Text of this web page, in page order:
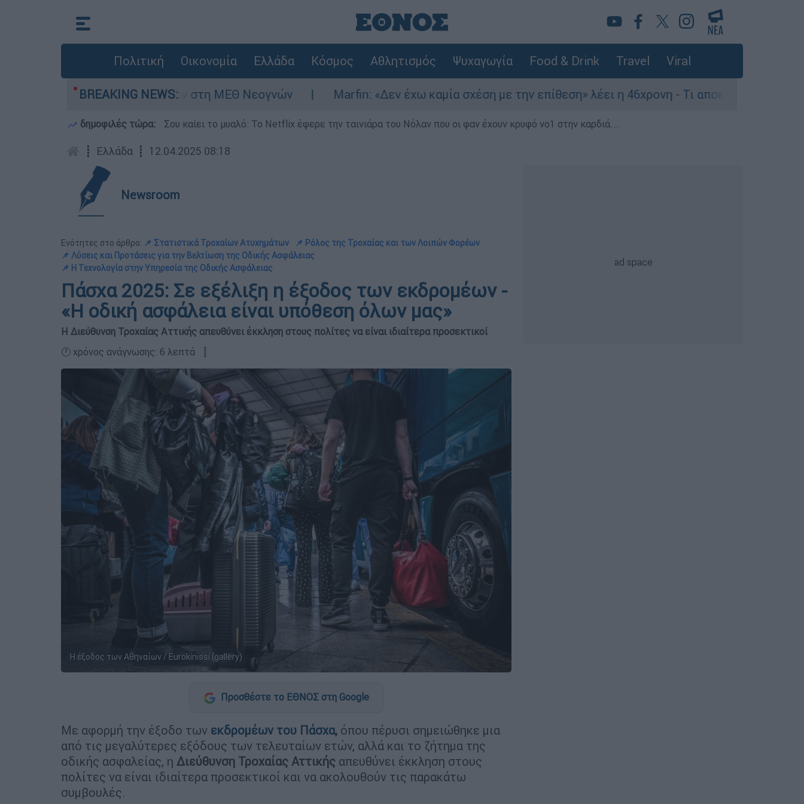
Πολιτική Οικονομία Ελλάδα Κόσμος Αθλητισμός Ψυχαγωγία Food & Drink Travel Viral
BREAKING NEWS:
- Νοσηλευόταν στη ΜΕΘ Νεογνών Marfin: «Δεν έχω καμία σχέση με την επίθεση» λέει η 46χρονη - Τι αποκάλυψε στους
δημοφιλές τώρα: Σου καίει το μυαλό: Το Netflix έφερε την ταινιάρα του Νόλαν που οι φαν έχουν κρυφό νο1 στην καρδιά...
┋ Ελλάδα ┋ 12.04.2025 08:18
Newsroom
Ενότητες στο άρθρο: 📌 Στατιστικά Τροχαίων Ατυχημάτων
📌 Ρόλος της Τροχαίας και των Λοιπών Φορέων
📌 Λύσεις και Προτάσεις για την Βελτίωση της Οδικής Ασφάλειας
📌 Η Τεχνολογία στην Υπηρεσία της Οδικής Ασφάλειας
Πάσχα 2025: Σε εξέλιξη η έξοδος των εκδρομέων -
«Η οδική ασφάλεια είναι υπόθεση όλων μας»
Η Διεύθυνση Τροχαίας Αττικής απευθύνει έκκληση στους πολίτες να είναι ιδιαίτερα προσεκτικοί
🕛 χρόνος ανάγνωσης: 6 λεπτά ┋
Η έξοδος των Αθηναίων / Eurokinissi (gallery)
Προσθέστε το ΕΘΝΟΣ στη Google
Με αφορμή την έξοδο των εκδρομέων του Πάσχα, όπου πέρυσι σημειώθηκε μια
από τις μεγαλύτερες εξόδους των τελευταίων ετών, αλλά και το ζήτημα της
οδικής ασφαλείας, η Διεύθυνση Τροχαίας Αττικής απευθύνει έκκληση στους
πολίτες να είναι ιδιαίτερα προσεκτικοί και να ακολουθούν τις παρακάτω
συμβουλές.